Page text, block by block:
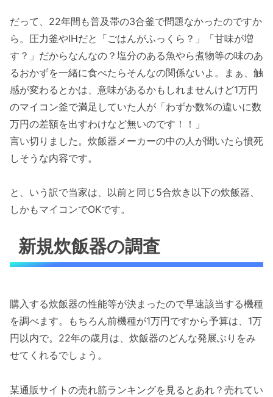
だって、22年間も普及帯の3合釜で問題なかったのですか
ら。圧力釜やIHだと「ごはんがふっくら？」「甘味が増
す？」だからなんなの？塩分のある魚やら煮物等の味のあ
るおかずを一緒に食べたらそんなの関係ないよ。まぁ、触
感が変わるとかは、意味があるかもしれませんけど1万円
のマイコン釜で満足していた人が「わずか数%の違いに数
万円の差額を出すわけなど無いのです！！」
言い切りました。炊飯器メーカーの中の人が聞いたら憤死
しそうな内容です。
と、いう訳で当家は、以前と同じ5合炊き以下の炊飯器、
しかもマイコンでOKです。
新規炊飯器の調査
購入する炊飯器の性能等が決まったので早速該当する機種
を調べます。もちろん前機種が1万円ですから予算は、1万
円以内で。22年の歳月は、炊飯器のどんな発展ぶりをみ
せてくれるでしょう。
某通販サイトの売れ筋ランキングを見るとあれ？売れてい